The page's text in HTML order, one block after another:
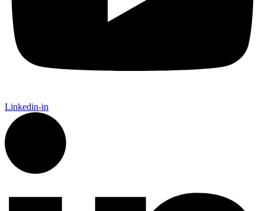
Linkedin-in